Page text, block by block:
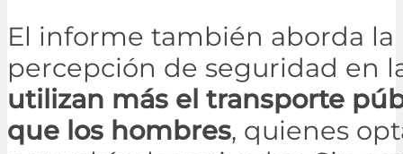
El informe también aborda
percepción de seguridad en
utilizan más el transporte
que los hombres, quienes